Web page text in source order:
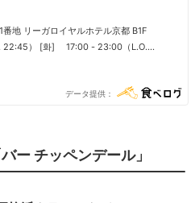
地 リーガロイヤルホテル京都 B1F
） [화] 17:00 - 23:00（L.O.
（L.O. 22:45） [목] 17:00 -
データ提供
ー チッペンデール」